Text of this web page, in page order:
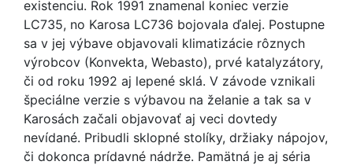
existenciu. Rok 1991 znamenal koniec verzie
LC735, no Karosa LC736 bojovala ďalej. Postupne
sa v jej výbave objavovali klimatizácie rôznych
výrobcov (Konvekta, Webasto), prvé katalyzátory,
či od roku 1992 aj lepené sklá. V závode vznikali
špeciálne verzie s výbavou na želanie a tak sa v
Karosách začali objavovať aj veci dovtedy
nevídané. Pribudli sklopné stolíky, držiaky nápojov,
či dokonca prídavné nádrže. Pamätná je aj séria